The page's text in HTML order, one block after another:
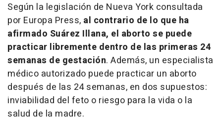
Según la legislación de Nueva York consultada
por Europa Press, al contrario de lo que ha
afirmado Suárez Illana, el aborto se puede
practicar libremente dentro de las primeras 24
semanas de gestación. Además, un especialista
médico autorizado puede practicar un aborto
después de las 24 semanas, en dos supuestos:
inviabilidad del feto o riesgo para la vida o la
salud de la madre.